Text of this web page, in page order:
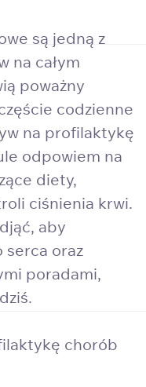
są jedną z
na całym
poważny
codzienne
na profilaktykę
odpowiem na
diety,
ciśnienia krwi.
aby
serca oraz
poradami,
chorób